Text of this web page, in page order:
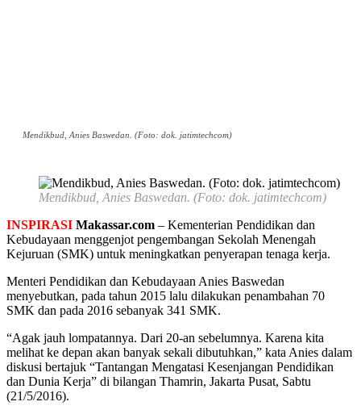
Mendikbud, Anies Baswedan. (Foto: dok. jatimtechcom)
Mendikbud, Anies Baswedan. (Foto: dok. jatimtechcom)
INSPIRASI Makassar.com – Kementerian Pendidikan dan
Kebudayaan menggenjot pengembangan Sekolah Menengah
Kejuruan (SMK) untuk meningkatkan penyerapan tenaga kerja.
Menteri Pendidikan dan Kebudayaan Anies Baswedan
menyebutkan, pada tahun 2015 lalu dilakukan penambahan 70
SMK dan pada 2016 sebanyak 341 SMK.
“Agak jauh lompatannya. Dari 20-an sebelumnya. Karena kita
melihat ke depan akan banyak sekali dibutuhkan,” kata Anies dalam
diskusi bertajuk “Tantangan Mengatasi Kesenjangan Pendidikan
dan Dunia Kerja” di bilangan Thamrin, Jakarta Pusat, Sabtu
(21/5/2016).